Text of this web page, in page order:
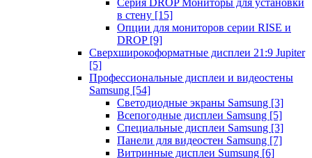
Серия DROP Мониторы для установки
в стену [15]
Опции для мониторов серии RISE и
DROP [9]
Сверхширокоформатные дисплеи 21:9 Jupiter
[5]
Профессиональные дисплеи и видеостены
Samsung [54]
Светодиодные экраны Samsung [3]
Всепогодные дисплеи Samsung [5]
Специальные дисплеи Samsung [3]
Панели для видеостен Samsung [7]
Витринные дисплеи Sumsung [6]